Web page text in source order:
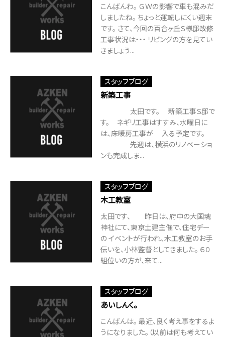
こんばんわ。 ＧＷの影響で車も混みだ
しましたね。 ちょっと運転しにくい週末
です。 さて、今回の百合ヶ丘Ｓ様邸改修
工事状況は・・・ リビングの方を見てい
きましょう...
スタッフブログ
新築工事
太田です。 新築工事Ｓ邸で
す。 ネギリ工事はすすみ、水曜日に
は、床暖房工事が 入る予定です。
先週は、横浜のリノベーショ
ンも完成しま...
スタッフブログ
木工教室
太田です、 昨日は、府中の大国魂
神社にて、東京土建主催で、住宅デー
の イベントが行われ、木工教室のお手
伝いを、小林監督としてきました。 ６０
組位いの方が、来て...
スタッフブログ
あいしんく。
こんばんは。 最近、良く考え事をするよ
うになりました。（以前は何も考えてい